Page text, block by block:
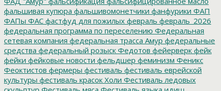
фальшивая купюра фальшивомонетчики фанфурики ФАП
ФАПы ФАС фастфуд для пожилых февраль февраль_2026
федеральная программа по переселению Федеральная
сетевая компания федеральная трасса Амур федеральные
средства федеральный розыск Федотов фейерверк фейк
фейки фейковые новости фельдшер феминизм Феникс
Феоктистов фермеры фестиваль фестиваль еврейской
культуры фестиваль красок Холи Фестиваль ледовых